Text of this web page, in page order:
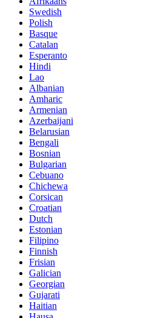
Swedish
Polish
Basque
Catalan
Esperanto
Hindi
Lao
Albanian
Amharic
Armenian
Azerbaijani
Belarusian
Bengali
Bosnian
Bulgarian
Cebuano
Chichewa
Corsican
Croatian
Dutch
Estonian
Filipino
Finnish
Frisian
Galician
Georgian
Gujarati
Haitian